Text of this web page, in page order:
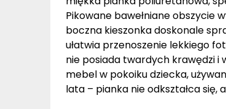
Pikowane bawełniane obszycie
boczna kieszonka doskonale
ułatwia przenoszenie lekkiego
nie posiada twardych krawędzi i
mebel w pokoiku dziecka,
lata – pianka nie odkształca